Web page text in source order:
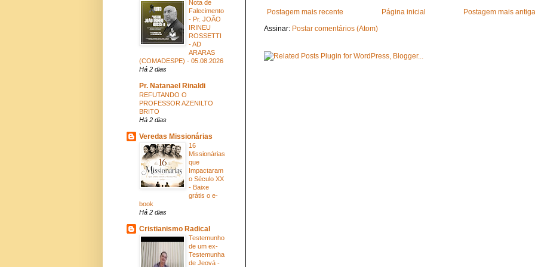
Postagem mais recente Postagem mais antiga
Página inicial
Assinar: Postar comentários (Atom)
Nota de
Falecimento
- Pr. JOÃO
IRINEU
ROSSETTI
- AD
ARARAS
(COMADESPE) - 05.08.2026
Há 2 dias
Pr. Natanael Rinaldi
REFUTANDO O
PROFESSOR AZENILTO
BRITO
Há 2 dias
Veredas Missionárias
16
Missionárias
que
Impactaram
o Século XX
- Baixe
grátis o e-
book
Há 2 dias
Cristianismo Radical
Testemunho
de um ex-
Testemunha
de Jeová -